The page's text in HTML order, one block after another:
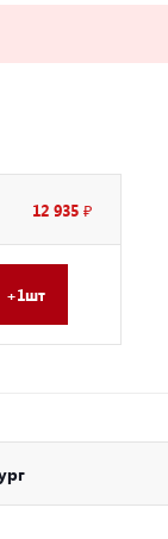
12 935 ₽
+1шт